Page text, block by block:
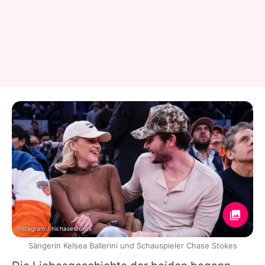
Instagram / hichasestokes
Sängerin Kelsea Ballerini und Schauspieler Chase Stokes